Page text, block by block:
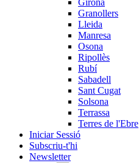
Girona
Granollers
Lleida
Manresa
Osona
Ripollès
Rubí
Sabadell
Sant Cugat
Solsona
Terrassa
Terres de l'Ebre
Iniciar Sessió
Subscriu-t'hi
Newsletter